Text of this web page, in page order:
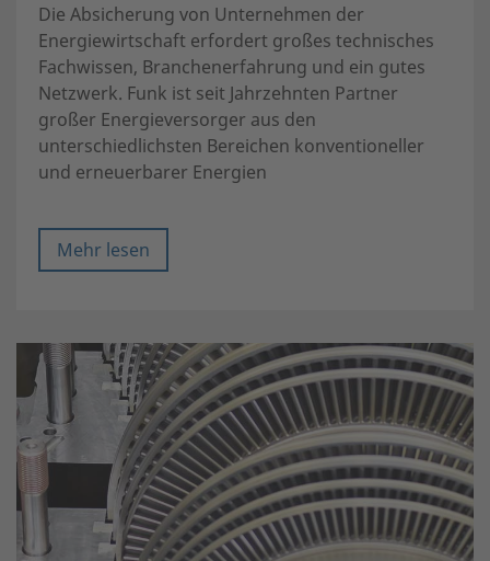
Die Absicherung von Unternehmen der
Energiewirtschaft erfordert großes technisches
Fachwissen, Branchenerfahrung und ein gutes
Netzwerk. Funk ist seit Jahrzehnten Partner
großer Energieversorger aus den
unterschiedlichsten Bereichen konventioneller
und erneuerbarer Energien
Mehr lesen